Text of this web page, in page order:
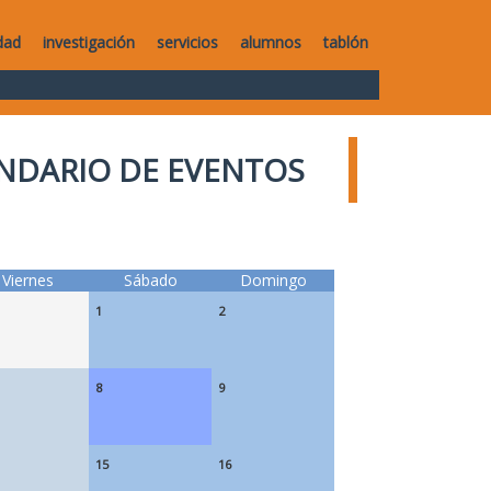
investigación servicios alumnos tablón
DE EVENTOS
Viernes Sábado Domingo
1 2
8 9
15 16